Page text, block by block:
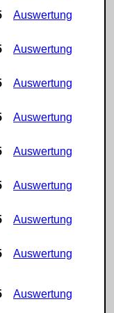
Auswertung
Auswertung
Auswertung
Auswertung
Auswertung
Auswertung
Auswertung
Auswertung
Auswertung